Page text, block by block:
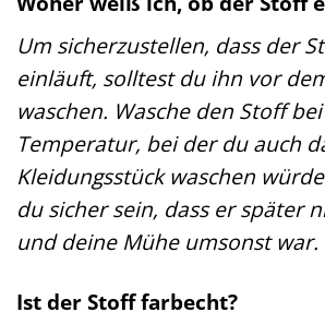
Um sicherzustellen, dass der
einläuft, solltest du ihn vor
waschen. Wasche den Stoff
Temperatur, bei der du auch
Kleidungsstück waschen
du sicher sein, dass er später
und deine Mühe umsonst war.
Ist der Stoff farbecht?